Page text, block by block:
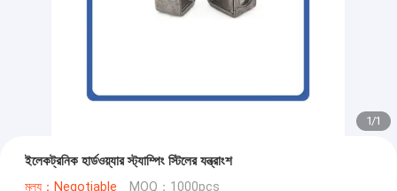
1/1
ইলেকট্রনিক হার্ডওয়্যার স্ট্যাম্পিং স্টিলের যন্ত্রাংশ
মূল্য：Negotiable MOQ：1000pcs